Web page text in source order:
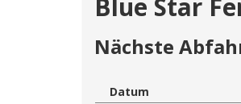
Blue Star
Nächste
Datum